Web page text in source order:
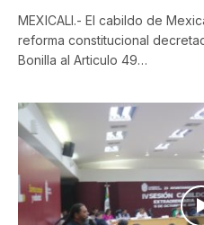
MEXICALI.- El cabildo de
reforma constitucional
Bonilla al Articulo 49…